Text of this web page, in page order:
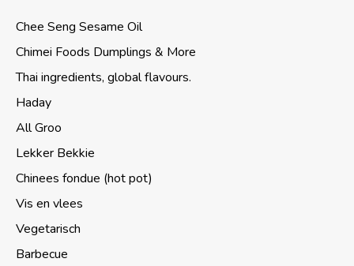
Chee Seng Sesame Oil
Chimei Foods Dumplings & More
Thai ingredients, global flavours.
Haday
All Groo
Lekker Bekkie
Chinees fondue (hot pot)
Vis en vlees
Vegetarisch
Barbecue